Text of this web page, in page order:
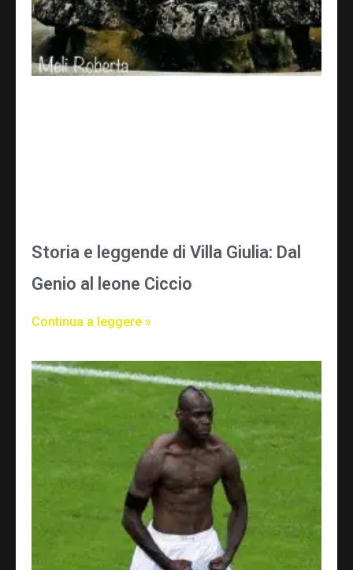
Storia e leggende di Villa Giulia: Dal
Genio al leone Ciccio
Continua a leggere »